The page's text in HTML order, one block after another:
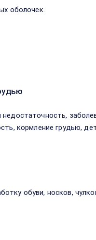
оболочек.
кормление грудью,
обуви, носков,